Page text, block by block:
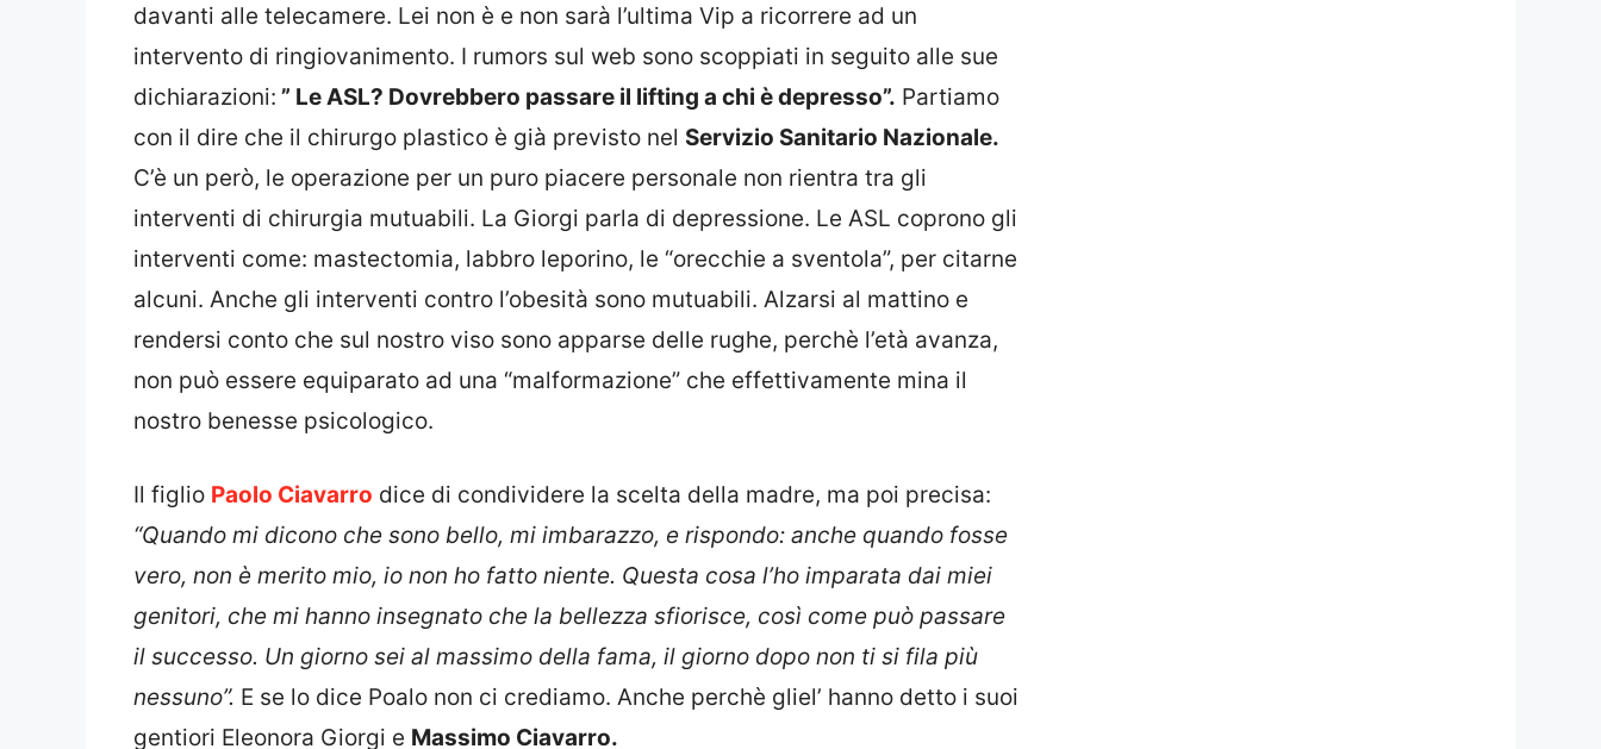
davanti alle telecamere. Lei non è e non sarà l’ultima Vip a ricorrere ad un
intervento di ringiovanimento. I rumors sul web sono scoppiati in seguito alle sue
dichiarazioni: ” Le ASL? Dovrebbero passare il lifting a chi è depresso”. Partiamo
con il dire che il chirurgo plastico è già previsto nel Servizio Sanitario Nazionale.
C’è un però, le operazione per un puro piacere personale non rientra tra gli
interventi di chirurgia mutuabili. La Giorgi parla di depressione. Le ASL coprono gli
interventi come: mastectomia, labbro leporino, le “orecchie a sventola”, per citarne
alcuni. Anche gli interventi contro l’obesità sono mutuabili. Alzarsi al mattino e
rendersi conto che sul nostro viso sono apparse delle rughe, perchè l’età avanza,
non può essere equiparato ad una “malformazione” che effettivamente mina il
nostro benesse psicologico.
Il figlio Paolo Ciavarro dice di condividere la scelta della madre, ma poi precisa:
“Quando mi dicono che sono bello, mi imbarazzo, e rispondo: anche quando fosse
vero, non è merito mio, io non ho fatto niente. Questa cosa l’ho imparata dai miei
genitori, che mi hanno insegnato che la bellezza sfiorisce, così come può passare
il successo. Un giorno sei al massimo della fama, il giorno dopo non ti si fila più
nessuno”. E se lo dice Poalo non ci crediamo. Anche perchè gliel’ hanno detto i suoi
gentiori Eleonora Giorgi e Massimo Ciavarro.